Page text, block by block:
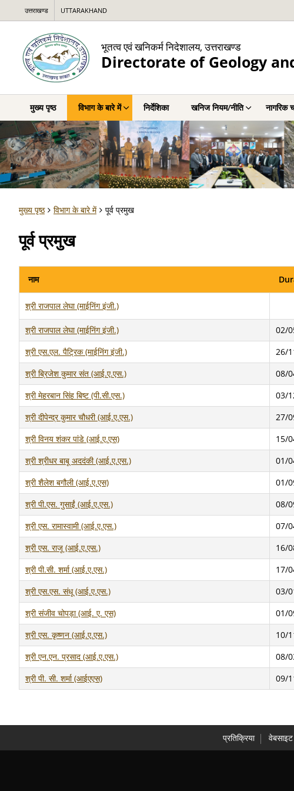
उत्तराखण्ड UTTARAKHAND
भूतत्व एवं खनिकर्म निदेशालय, उत्तराखण्ड
Directorate of Geology
मुख्य पृष्ठ विभाग के बारे में निर्देशिका खनिज नियम/नीति नागरिक
मुख्य पृष्ठ विभाग के बारे में पूर्व प्रमुख
पूर्व प्रमुख
नाम
श्री राजपाल लेघा (माईनिंग इंजी.)
श्री राजपाल लेघा (माईनिंग इंजी.) 02/
श्री एस.एल. पैट्रिक (माईनिंग इंजी.)
26/
श्री ब्रिजेश कुमार संत (आई.ए.एस.)
08/
श्री मेहरबान सिंह बिष्ट (पी.सी.एस.)
03/
श्री दीपेन्द्र कुमार चौधरी (आई.ए.एस.)
27/
श्री विनय शंकर पांडे (आई.ए.एस)
15/
श्री श्रीधर बाबू अददंकी (आई.ए.एस.)
01/
श्री शैलेश बगौली (आई.ए.एस)
01/
श्री पी.एस. गुसाईं (आई.ए.एस.)
08/
श्री एस. रामास्वामी (आई.ए.एस.)
07/
श्री एस. राजू (आई.ए.एस.)
16/
श्री पी.सी. शर्मा (आई.ए.एस.)
17/
श्री एस.एस. संधू (आई.ए.एस.)
03/
श्री संजीव चोपड़ा (आई. ए. एस)
01/
श्री एस. कृष्णन (आई.ए.एस.)
10/
श्री एन.एन. प्रसाद (आई.ए.एस.)
08/
श्री पी. सी. शर्मा (आईएएस)
09/
प्रतिक्रिया वेबसाइट